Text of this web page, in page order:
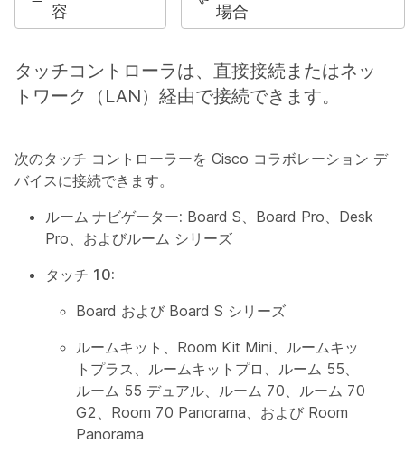
容
場合
タッチコントローラは、直接接続またはネッ
トワーク（LAN）経由で接続できます。
次のタッチ コントローラーを Cisco コラボレーション デ
バイスに接続できます。
ルーム ナビゲーター: Board S、Board Pro、Desk
Pro、およびルーム シリーズ
タッチ 10:
Board および Board S シリーズ
ルームキット、Room Kit Mini、ルームキッ
トプラス、ルームキットプロ、ルーム 55、
ルーム 55 デュアル、ルーム 70、ルーム 70
G2、Room 70 Panorama、および Room
Panorama